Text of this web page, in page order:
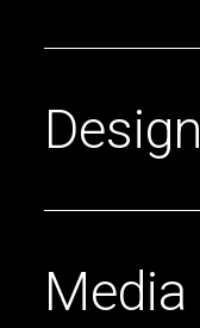
Design
Media